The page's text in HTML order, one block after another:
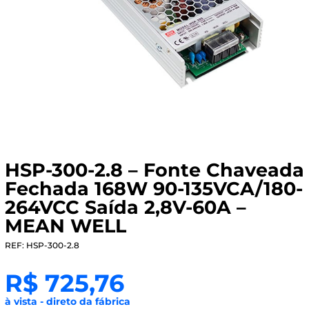
HSP-300-2.8 – Fonte Chaveada
Fechada 168W 90-135VCA/180-
264VCC Saída 2,8V-60A –
MEAN WELL
REF: HSP-300-2.8
R$725,76
à vista - direto da fábrica